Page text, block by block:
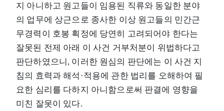
지 아니하고 원고들이 임용된 직류와 동일한 분야
의 업무에 상근으로 종사한 이상 원고들의 민간근
무경력이 호봉 획정에 당연히 고려되어야 한다는
잘못된 전제 아래 이 사건 거부처분이 위법하다고
판단하였으니, 이러한 원심의 판단에는 이 사건 지
침의 효력과 해석·적용에 관한 법리를 오해하여 필
요한 심리를 다하지 아니함으로써 판결에 영향을
미친 잘못이 있다.